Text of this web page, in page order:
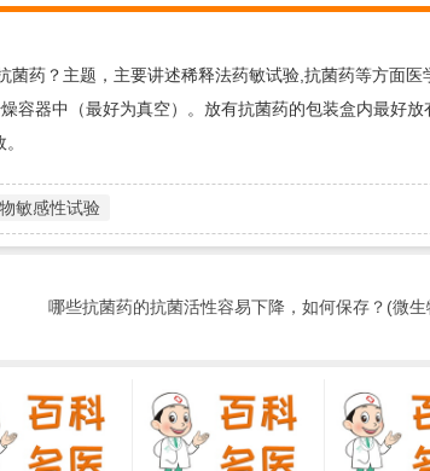
药？主题，主要讲述稀释法药敏试验,抗菌药等方面医
器中（最好为真空）。放有抗菌药的包装盒内最好放
敏感性试验
哪些抗菌药的抗菌活性容易下降，如何保存？(微